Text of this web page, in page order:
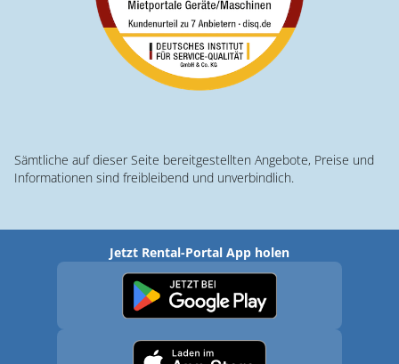
Sämtliche auf dieser Seite bereitgestellten Angebote, Preise und
Informationen sind freibleibend und unverbindlich.
Jetzt Rental-Portal App holen